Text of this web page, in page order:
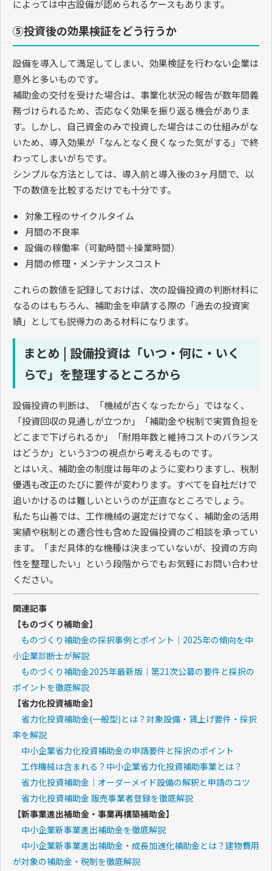
によっては中古設備が認められるケースもあります。
⑤投資後の効果検証をどう行うか
設備を導入して満足してしまい、効果検証を行わない企業は
意外と多いものです。
補助金の交付を受けた場合は、事業化状況の報告が数年間義
務づけられるため、否応なく効果を振り返る機会がありま
す。しかし、自己資金のみで投資した場合はこの仕組みがな
いため、導入効果が「なんとなく良くなった気がする」で終
わってしまいがちです。
シンプルな方法としては、導入前と導入後の3ヶ月間で、以
下の数値を比較するだけでも十分です。
対象工程のサイクルタイム
月間の不良率
設備の稼働率（可動時間÷操業時間）
月間の修理・メンテナンスコスト
これらの数値を記録しておけば、次の設備投資の判断材料に
なるのはもちろん、補助金を申請する際の「過去の投資実
績」としても説得力のある材料になります。
まとめ | 設備投資は「いつ・何に・いく
らで」を整理するところから
設備投資の判断は、「機械が古くなったから」ではなく、
「投資回収の見通しが立つか」「補助金や税制で実質負担を
どこまで下げられるか」「耐用年数と維持コストのバランス
はどうか」という3つの視点から考えるものです。
とはいえ、補助金の制度は毎年のように変わりますし、税制
優遇も改正のたびに要件が変わります。すべてを自社だけで
追いかけるのは難しいというのが正直なところでしょう。
私たち山善では、工作機械の選定だけでなく、補助金の活用
実績や税制との適合性も含めた設備投資のご相談を承ってい
ます。「まだ具体的な機種は決まっていないが、投資の方向
性を整理したい」という段階からでもお気軽にお問い合わせ
ください。
関連記事
【ものづくり補助金】
ものづくり補助金の採択事例とポイント｜2025年の傾向を中
小企業診断士が解説
ものづくり補助金2025年最新版｜第21次公募の要件と採択の
ポイントを徹底解説
【省力化投資補助金】
省力化投資補助金(一般型)とは？対象設備・賃上げ要件・採択
率を解説
中小企業省力化投資補助金の申請要件と採択のポイント
工作機械は含まれる？中小企業省力化投資補助事業とは？
省力化投資補助金｜オーダーメイド設備の解釈と申請のコツ
省力化投資補助金 販売事業者登録を徹底解説
【新事業進出補助金・事業再構築補助金】
中小企業新事業進出補助金を徹底解説
中小企業新事業進出補助金・成長加速化補助金とは？建物費用
が対象の補助金・税制を徹底解説